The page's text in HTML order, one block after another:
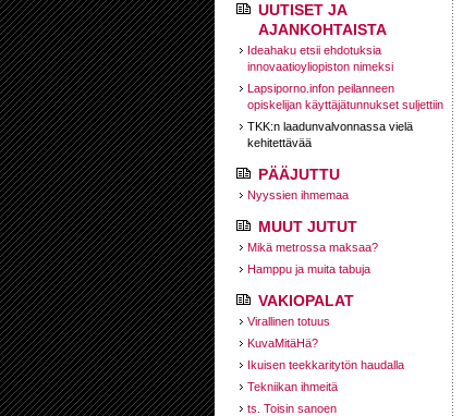
UUTISET JA
AJANKOHTAISTA
Ideahaku etsii ehdotuksia
innovaatioyliopiston nimeksi
Lapsiporno.infon peilanneen
opiskelijan käyttäjätunnukset suljettiin
TKK:n laadunvalvonnassa vielä
kehitettävää
PÄÄJUTTU
Nyyssien ihmemaa
MUUT JUTUT
Mikä metrossa maksaa?
Hamppu ja muita tabuja
VAKIOPALAT
Virallinen totuus
KuvaMitäHä?
Ikuisen teekkaritytön haudalla
Tekniikan ihmeitä
ts. Toisin sanoen